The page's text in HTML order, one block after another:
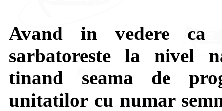
Avand in vedere ca
sarbatoreste la nivel
tinand seama de
unitatilor cu numar